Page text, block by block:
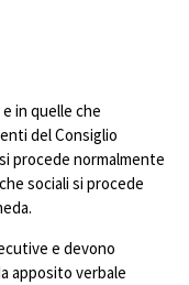
in quelle che
del Consiglio
procede normalmente
sociali si procede
e devono
apposito verbale